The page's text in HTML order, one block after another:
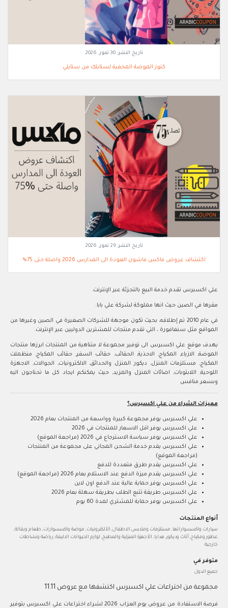
تاريخ النشر:30 تموز, 2026
كنوز الموضة المخفية لستايلك من ستايلي
تاريخ النشر:29 تموز, 2026
اكتشاف عروض ماكس فاشون العودة الى المدارس 2026 واصلة حتى 75%
علي اكسبرس تقدم خدمة البيع بالتجزئة عبر الإنترنت.
مقرها في الصين حيث انها مملوكة لشركة علي بابا.
في عام 2010 تم إطلاقه، بحيث تكون موجهة للشركات الصغيرة في الصين وغيرها من
المواقع مثل سنغافورة ، التي تقدم منتجات للمشترين الدوليين عبر الإنترنت.
يهدف موقع علي اكسبرس الى توفير مجموعة لا متناهية من المنتجات ابرزها منتجات
الموضة, الازياء, المكياج, الاحذية, الحقائب, حقائب السفر, حقائب المكياج, منظملت
المكياج, مستلزمات المنزل, ديكور المنزل والحدائق, الالكترونيات, الجوالات, الاجهزة
اللوحية, اللابتوبات, اضائات المنزل والمزيد, حيث يمكنكم ايجاد كل ما تحتاجون اليه
وبسعر منافس
مميزات الشراء من علي اكسبرس؟
علي اكسبرس يوفر مجموعة كبيرة وواسعة من المنتجات بعام 2026
علي اكسبرس يوفر اقل الاسعار للمنتجات في 2026
علي اكسبرس يوفر سياسة الاسترجاع في 2026 (مراجعة الموقع)
علي اكسبرس يقدم خدمة الشحن المجاني على مجموعة من المنتجات
(مراجعة الموقع)
علي اكسبرس يقدم طرق متعددة للدفع
علي اكسبرس يقدم ميزة الدفع عند الاستلام بعام 2026 (مراجعة الموقع)
علي اكسبرس يوفر حماية عالية عند الدفع اون لاين
علي اكسبرس طريقة تتبع الطلب بطريقة سهلة بعام 2026
علي اكسبرس يوفر حماية للمشتري لمدة 60 يوم
أنواع المنتجات
سيارات واكسسواراتها, مستلزمات وملابس الاطفال, الألكترونيات, موضة واكسسوارات, طعام وبقالة,
عطور ومكياج, أثاث وديكور, هدايا, الأجهزة المنزلية والمطبخ, لوازم الحيوانات الاليفة, رياضة ونشاطات
خارجية
متوفر في
جميع الدول
مجموعة من اختراعات علي اكسبرس اكتشفها مع عروض 11.11
فرصة الاستفادة من عروض يوم العزاب 2026 لشراء اختراعات علي اكسبرس بتوفير